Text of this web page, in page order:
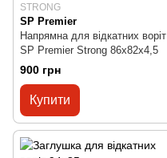
STRONG
SP Premier
Напрямна для відкатних воріт
SP Premier Strong 86х82х4,5
900 грн
Купити